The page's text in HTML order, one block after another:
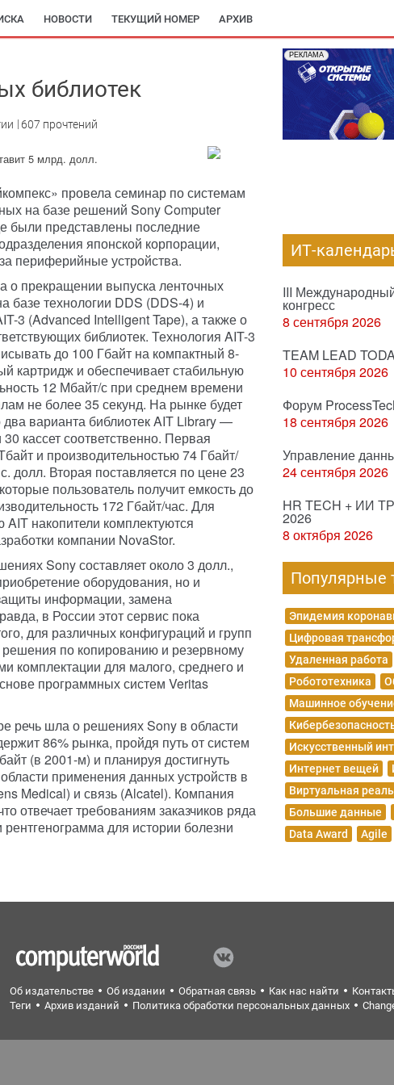
НОВОСТИ ТЕКУЩИЙ НОМЕР АРХИВ
библиотек
607 прочтений
5 млрд. долл.
провела семинар по системам
на базе решений Sony Computer
были представлены последние
японской корпорации,
периферийные устройства.
о прекращении выпуска ленточных
базе технологии DDS (DDS-4) и
3 (Advanced Intelligent Tape), а также о
библиотек. Технология AIT-3
до 100 Гбайт на компактный 8-
картридж и обеспечивает стабильную
12 Мбайт/с при среднем времени
не более 35 секунд. На рынке будет
два варианта библиотек AIT Library —
кассет соответственно. Первая
и производительностью 74 Гбайт/
долл. Вторая поставляется по цене 23
пользователь получит емкость до
172 Гбайт/час. Для
накопители комплектуются
компании NovaStor.
Sony составляет около 3 долл.,
оборудования, но и
информации, замена
в России этот сервис пока
для различных конфигураций и групп
по копированию и резервному
комплектации для малого, среднего и
программных систем Veritas
речь шла о решениях Sony в области
86% рынка, пройдя путь от систем
(в 2001-м) и планируя достигнуть
применения данных устройств в
Medical) и связь (Alcatel). Компания
отвечает требованиям заказчиков ряда
для истории болезни
РЕКЛАМА
ИТ-
III
конгресс
8 сентября 2026
TEAM LEAD
10 сентября 2026
Форум
18 сентября 2026
Управление
24 сентября 2026
HR TECH + ИИ
2026
8 октября 2026
Популярные
Эпидемия
Цифровая
Удаленная работа
Робототехника
Машинное
Искусственный
Интернет вещей
Виртуальная
Большие данные
Data Award
Agile
Об издательстве Об издании Обратная связь Как нас найти
Теги
Архив изданий Политика обработки персональных данных